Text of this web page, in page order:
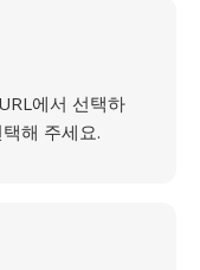
에서 선택하
해 주세요.